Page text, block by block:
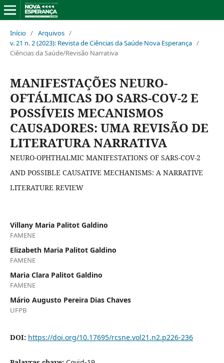
Início / Arquivos /
v. 21 n. 2 (2023): Revista de Ciências da Saúde Nova Esperança /
Ciências da Saúde/Revisão Narrativa
MANIFESTAÇÕES NEURO-
OFTÁLMICAS DO SARS-COV-2 E
POSSÍVEIS MECANISMOS
CAUSADORES: UMA REVISÃO DE
LITERATURA NARRATIVA
NEURO-OPHTHALMIC MANIFESTATIONS OF SARS-COV-2
AND POSSIBLE CAUSATIVE MECHANISMS: A NARRATIVE
LITERATURE REVIEW
Villany Maria Palitot Galdino
FAMENE
Elizabeth Maria Palitot Galdino
FAMENE
Maria Clara Palitot Galdino
FAMENE
Mário Augusto Pereira Dias Chaves
UFPB
DOI: https://doi.org/10.17695/rcsne.vol21.n2.p226-236